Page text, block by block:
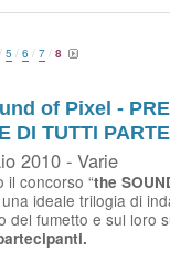
/ 5 / 6 / 7 / 8
of Pixel -
DI TUTTI
2010 - Varie
il concorso “the
ideale trilogia di
del fumetto e sul loro